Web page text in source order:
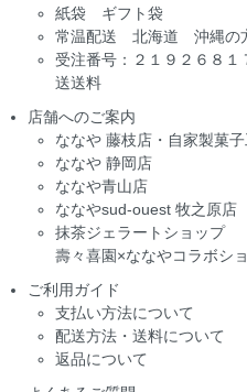
紙袋 ギフト袋
常温配送 北海道 沖縄の
受注番号：２１９２６８
送送料
店舗へのご案内
ななや 藤枝店・自家製菓
ななや 静岡店
ななや青山店
ななやsud-ouest 牧之原店
抹茶ジェラートショップ
壽々喜園×ななやコラボシ
ご利用ガイド
支払い方法について
配送方法・送料について
返品について